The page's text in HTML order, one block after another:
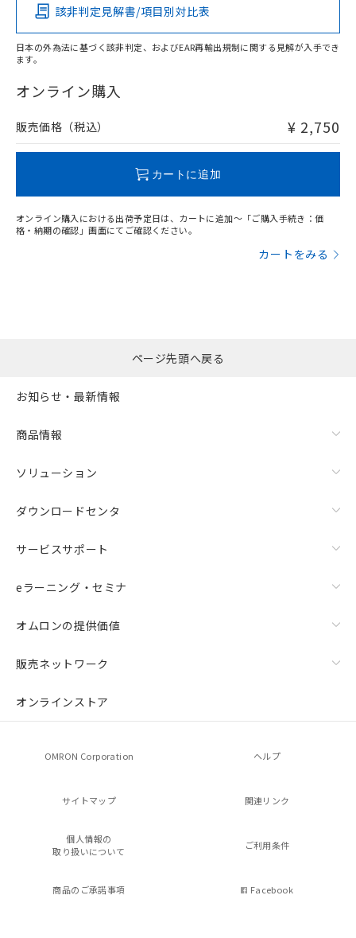
O
在庫等で未対応品が混在する可能性があります。
問い合わせください。
該非判定見解書/項目別対比表
日本の外為法に基づく該非判定、およびEAR再輸出規制に関する見解が入手でき
ます。
オンライン購入
販売価格（税込） ¥ 2,750
カートに追加
オンライン購入における出荷予定日は、カートに追加～「ご購入手続き：価
格・納期の確認」画面にてご確認ください。
カートをみる
ページ先頭へ戻る
お知らせ・最新情報
商品情報
ソリューション
ダウンロードセンタ
サービスサポート
eラーニング・セミナ
オムロンの提供価値
販売ネットワーク
オンラインストア
OMRON Corporation ヘルプ
サイトマップ 関連リンク
個人情報の
取り扱いについて
ご利用条件
商品のご承諾事項 Facebook